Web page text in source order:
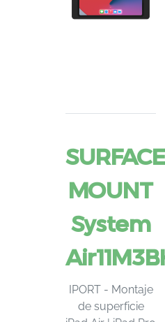
SURFACE
MOUNT
System
IPORT - Montaje
de superficie